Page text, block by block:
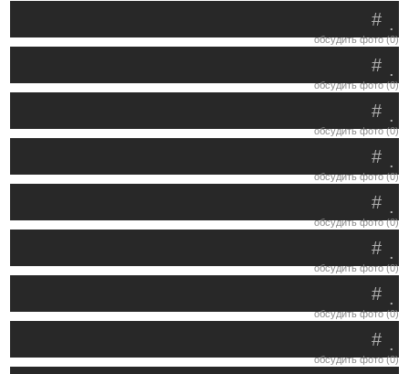
.
#
обсудить фото (0)
.
#
обсудить фото (0)
.
#
обсудить фото (0)
.
#
обсудить фото (0)
.
#
обсудить фото (0)
.
#
обсудить фото (0)
.
#
обсудить фото (0)
.
#
обсудить фото (0)